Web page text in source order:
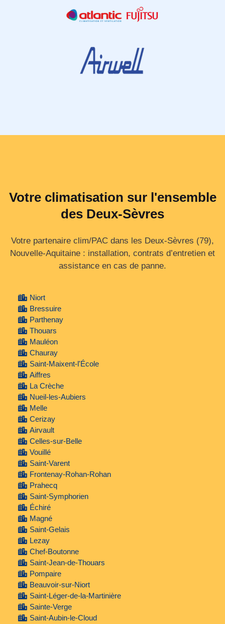
Votre climatisation sur l'ensemble
des Deux-Sèvres
Votre partenaire clim/PAC dans les Deux‑Sèvres (79),
Nouvelle‑Aquitaine : installation, contrats d’entretien et
assistance en cas de panne.
Niort
Bressuire
Parthenay
Thouars
Mauléon
Chauray
Saint-Maixent-l'École
Aiffres
La Crèche
Nueil-les-Aubiers
Melle
Cerizay
Airvault
Celles-sur-Belle
Vouillé
Saint-Varent
Frontenay-Rohan-Rohan
Prahecq
Saint-Symphorien
Échiré
Magné
Saint-Gelais
Lezay
Chef-Boutonne
Saint-Jean-de-Thouars
Pompaire
Beauvoir-sur-Niort
Saint-Léger-de-la-Martinière
Sainte-Verge
Saint-Aubin-le-Cloud